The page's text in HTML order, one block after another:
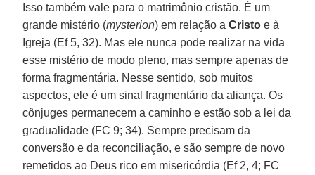
Isso também vale para o matrimônio cristão. É um
grande mistério (mysterion) em relação aCristo e à
Igreja (Ef 5, 32). Mas ele nunca pode realizar na vida
esse mistério de modo pleno, mas sempre apenas de
forma fragmentária. Nesse sentido, sob muitos
aspectos, ele é um sinal fragmentário da aliança. Os
cônjuges permanecem a caminho e estão sob a lei da
gradualidade (FC 9; 34). Sempre precisam da
conversão e da reconciliação, e são sempre de novo
remetidos ao Deus rico em misericórdia (Ef 2, 4; FC